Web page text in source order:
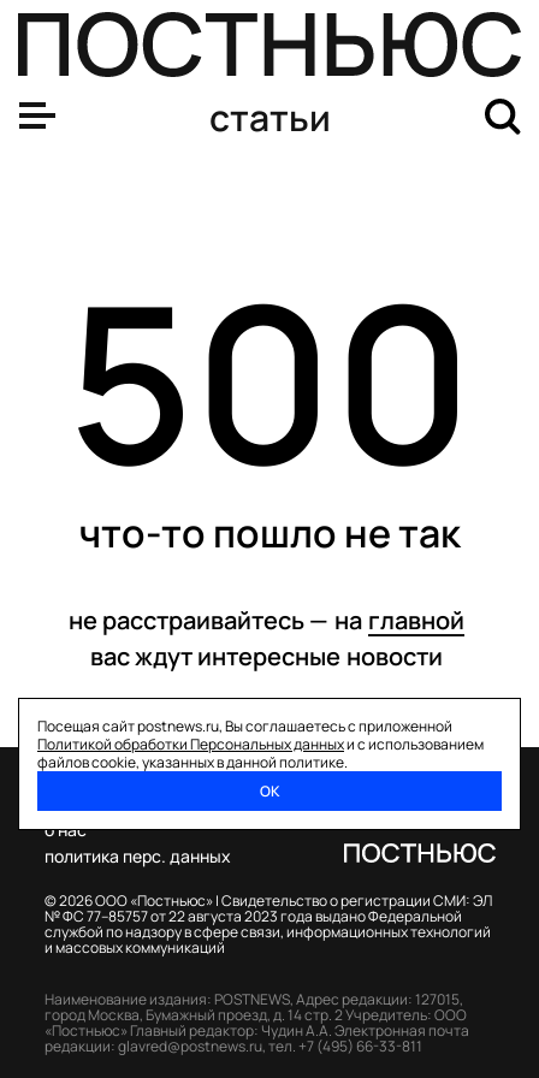
статьи
500
что-то пошло не так
не расстраивайтесь — на главной
вас ждут интересные новости
Посещая сайт postnews.ru, Вы соглашаетесь с приложенной
Политикой обработки Персональных данныхи с использованием
файлов cookie, указанных в данной политике.
ОК
© 2026 ООО «Постньюс» |Свидетельство о регистрации СМИ: ЭЛ
№ ФС 77–85757 от 22 августа 2023 года выдано Федеральной
службой по надзору в сфере связи, информационных технологий
и массовых коммуникаций
о нас
политика перс. данных
Наименование издания: POSTNEWS,Адрес редакции: 127015,
город Москва, Бумажный проезд, д. 14 стр. 2Учредитель: ООО
«Постньюс» Главный редактор: Чудин А.А.Электронная почта
редакции:glavred@postnews.ru,тел. +7 (495) 66-33-811